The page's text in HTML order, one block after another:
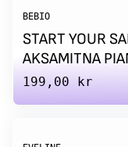
BEBIO
START YOUR
AKSAMITNA
Regular price
199,00 kr